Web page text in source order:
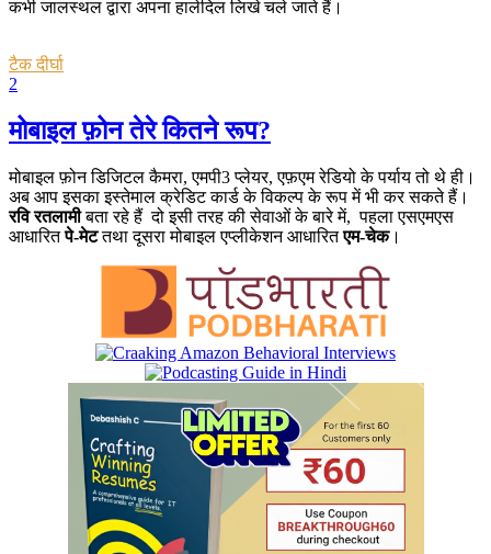
कभी जालस्थल द्वारा अपना हालेदिल लिखे चले जाते हैं।
टैक दीर्घा
2
मोबाइल फ़ोन तेरे कितने रूप?
मोबाइल फ़ोन डिजिटल कैमरा, एमपी3 प्लेयर, एफ़एम रेडियो के पर्याय तो थे ही।
अब आप इसका इस्तेमाल क्रेडिट कार्ड के विकल्प के रूप में भी कर सकते हैं।
रवि रतलामीबता रहे हैं दो इसी तरह की सेवाओं के बारे में, पहला एसएमएस
आधारितपे-मेटतथा दूसरा मोबाइल एप्लीकेशन आधारितएम-चेक।